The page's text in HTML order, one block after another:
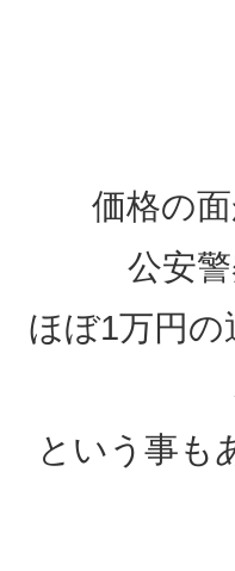
価格の面
公安
ほぼ1万円
という事も